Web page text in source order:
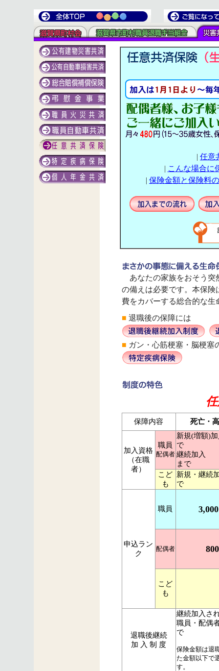
| 任意
| こんな場合に
| 保険金額と保険料
あなたの家族をおそう突
の備えは必要です。本保
費をカバーする総合的な生
■ 退職後の保障には
■ ガン・心筋梗塞・脳梗塞
任意共
保障内容 死亡・
加入資格
（在職
者）
職員
配偶者
新規(増額)
で
継続加入
まで
こど
も
新規・継続
で
申込ラン
ク
職員
配偶者
こど
も
退職後継続
加 入 制 度
継続加入さ
職員・配偶
で
保険金額は退
た金額以下で
す。